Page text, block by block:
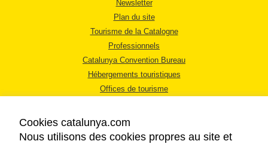
Newsletter
Plan du site
Tourisme de la Catalogne
Professionnels
Catalunya Convention Bureau
Hébergements touristiques
Offices de tourisme
Cookies catalunya.com
Nous utilisons des cookies propres au site et